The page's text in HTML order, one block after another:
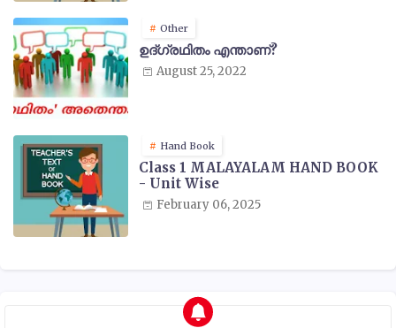
Other
ഉദ്ഗ്രഥിതം എന്താണ്?
August 25, 2022
Hand Book
Class 1 MALAYALAM HAND BOOK
- Unit Wise
February 06, 2025